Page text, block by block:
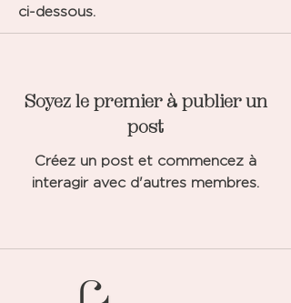
ci-dessous.
Soyez le premier à publier un
post
Créez un post et commencez à
interagir avec d'autres membres.